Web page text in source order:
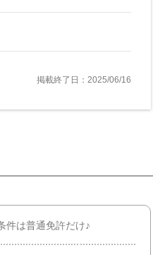
掲載終了日：2025/06/16
件は普通免許だけ♪